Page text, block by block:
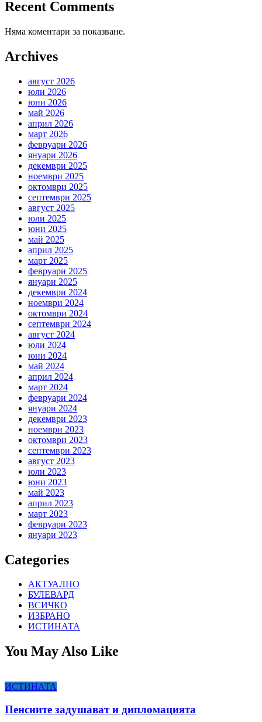
Recent Comments
Няма коментари за показване.
Archives
август 2026
юли 2026
юни 2026
май 2026
април 2026
март 2026
февруари 2026
януари 2026
декември 2025
ноември 2025
октомври 2025
септември 2025
август 2025
юли 2025
юни 2025
май 2025
април 2025
март 2025
февруари 2025
януари 2025
декември 2024
ноември 2024
октомври 2024
септември 2024
август 2024
юли 2024
юни 2024
май 2024
април 2024
март 2024
февруари 2024
януари 2024
декември 2023
ноември 2023
октомври 2023
септември 2023
август 2023
юли 2023
юни 2023
май 2023
април 2023
март 2023
февруари 2023
януари 2023
Categories
АКТУАЛНО
БУЛЕВАРД
ВСИЧКО
ИЗБРАНО
ИСТИНАТА
You May Also Like
ИСТИНАТА
Пенсиите задушават и дипломацията